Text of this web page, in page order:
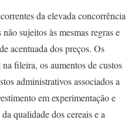
da elevada concorrência
sujeitos às mesmas regras e
acentuada dos preços. Os
fileira, os aumentos de custos
administrativos associados a
em experimentação e
qualidade dos cereais e a